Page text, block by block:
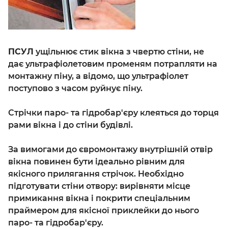
ПСУЛ ущільнює стик вікна з чвертю стіни, не
дає ультрафіолетовим променям потрапляти на
монтажну піну, а відомо, що ультрафіолет
поступово з часом руйнує піну.
Стрічки паро- та гідробар'єру клеяться до торця
рами вікна і до стіни будівлі.
За вимогами до євромонтажу внутрішній отвір
вікна повинен бути ідеально рівним для
якісного прилягання стрічок. Необхідно
підготувати стіни отвору: вирівняти місце
примикання вікна і покрити спеціальним
праймером для якісної приклейки до нього
паро- та гідробар'єру.